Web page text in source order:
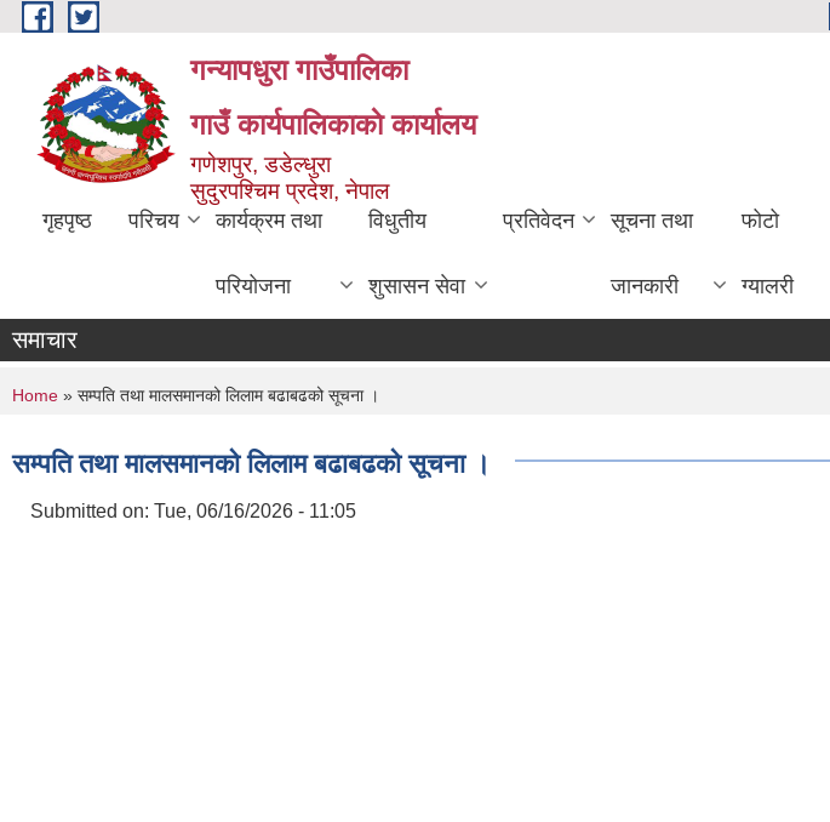
Skip to main content
गन्यापधुरा गाउँपालिका
गाउँ कार्यपालिकाकाे कार्यालय
गणेशपुर, डडेल्धुरा
सुदुरपश्चिम प्रदेश, नेपाल
गृहपृष्ठ परिचय कार्यक्रम तथा
परियोजना
विधुतीय
शुसासन सेवा
प्रतिवेदन सूचना तथा
जानकारी
फोटो
ग्यालरी
समाचार
You are here
Home » सम्पति तथा मालसमानको लिलाम बढाबढको सूचना ।
सम्पति तथा मालसमानको लिलाम बढाबढको सूचना ।
Submitted on: Tue, 06/16/2026 - 11:05